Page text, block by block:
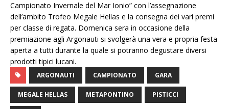
Campionato Invernale del Mar Ionio” con l’assegnazione
dell’ambito Trofeo Megale Hellas e la consegna dei vari premi
per classe di regata. Domenica sera in occasione della
premiazione agli Argonauti si svolgerà una vera e propria festa
aperta a tutti durante la quale si potranno degustare diversi
prodotti tipici lucani.
ARGONAUTI CAMPIONATO GARA
MEGALE HELLAS METAPONTINO PISTICCI